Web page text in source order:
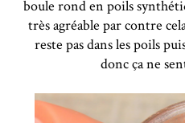
boule rond en poils
très agréable par contre
reste pas dans les poils
donc ça ne